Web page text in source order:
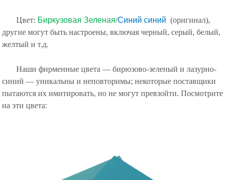
Цвет: Биркузовая Зеленая/Синий синий (оригинал),
другие могут быть настроены, включая черный, серый, белый,
желтый и т.д.
Наши фирменные цвета — бирюзово-зеленый и лазурно-
синий — уникальны и неповторимы; некоторые поставщики
пытаются их имитировать, но не могут превзойти. Посмотрите
на эти цвета: